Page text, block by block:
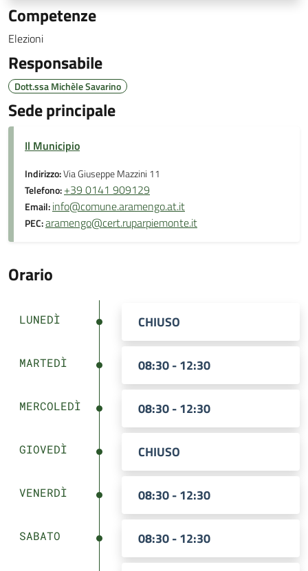
Competenze
Elezioni
Responsabile
Dott.ssa Michèle Savarino
Sede principale
Il Municipio
Indirizzo:Via Giuseppe Mazzini 11
Telefono:+39 0141 909129
Email:info@comune.aramengo.at.it
PEC:aramengo@cert.ruparpiemonte.it
Orario
LUNEDÌ CHIUSO
MARTEDÌ 08:30 - 12:30
MERCOLEDÌ 08:30 - 12:30
GIOVEDÌ CHIUSO
VENERDÌ 08:30 - 12:30
SABATO 08:30 - 12:30